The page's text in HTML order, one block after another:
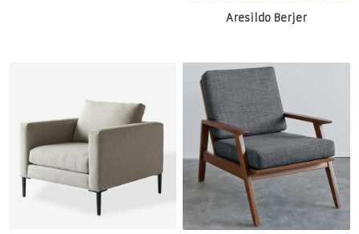
Aresildo Berjer